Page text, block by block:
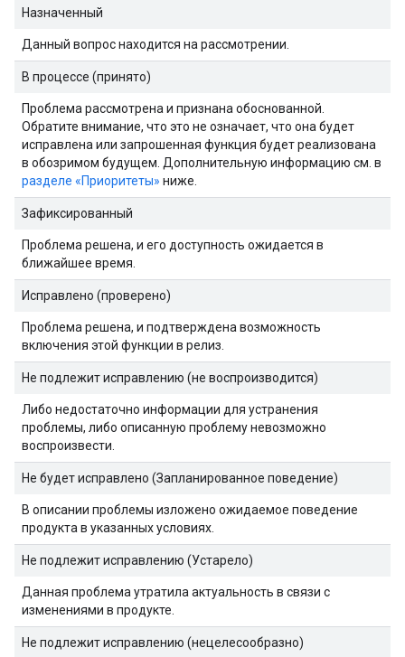
Назначенный
Данный вопрос находится на рассмотрении.
В процессе (принято)
Проблема рассмотрена и признана обоснованной.
Обратите внимание, что это не означает, что она будет
исправлена ​​или запрошенная функция будет реализована
в обозримом будущем. Дополнительную информацию см. в
разделе «Приоритеты» ниже.
Зафиксированный
Проблема решена, и его доступность ожидается в
ближайшее время.
Исправлено (проверено)
Проблема решена, и подтверждена возможность
включения этой функции в релиз.
Не подлежит исправлению (не воспроизводится)
Либо недостаточно информации для устранения
проблемы, либо описанную проблему невозможно
воспроизвести.
Не будет исправлено (Запланированное поведение)
В описании проблемы изложено ожидаемое поведение
продукта в указанных условиях.
Не подлежит исправлению (Устарело)
Данная проблема утратила актуальность в связи с
изменениями в продукте.
Не подлежит исправлению (нецелесообразно)